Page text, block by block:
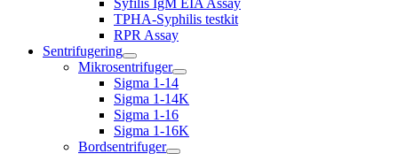
Syfilis IgM EIA Assay
TPHA-Syphilis testkit
RPR Assay
Sentrifugering
Mikrosentrifuger
Sigma 1-14
Sigma 1-14K
Sigma 1-16
Sigma 1-16K
Bordsentrifuger